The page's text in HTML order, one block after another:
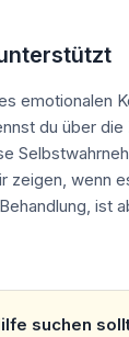
emotionalen
du über
zeigen, wenn
ist
suchen